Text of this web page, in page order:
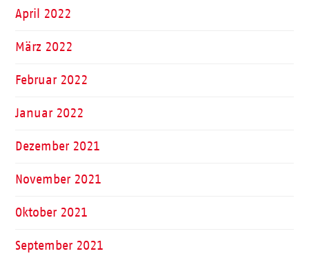
April 2022
März 2022
Februar 2022
Januar 2022
Dezember 2021
November 2021
Oktober 2021
September 2021